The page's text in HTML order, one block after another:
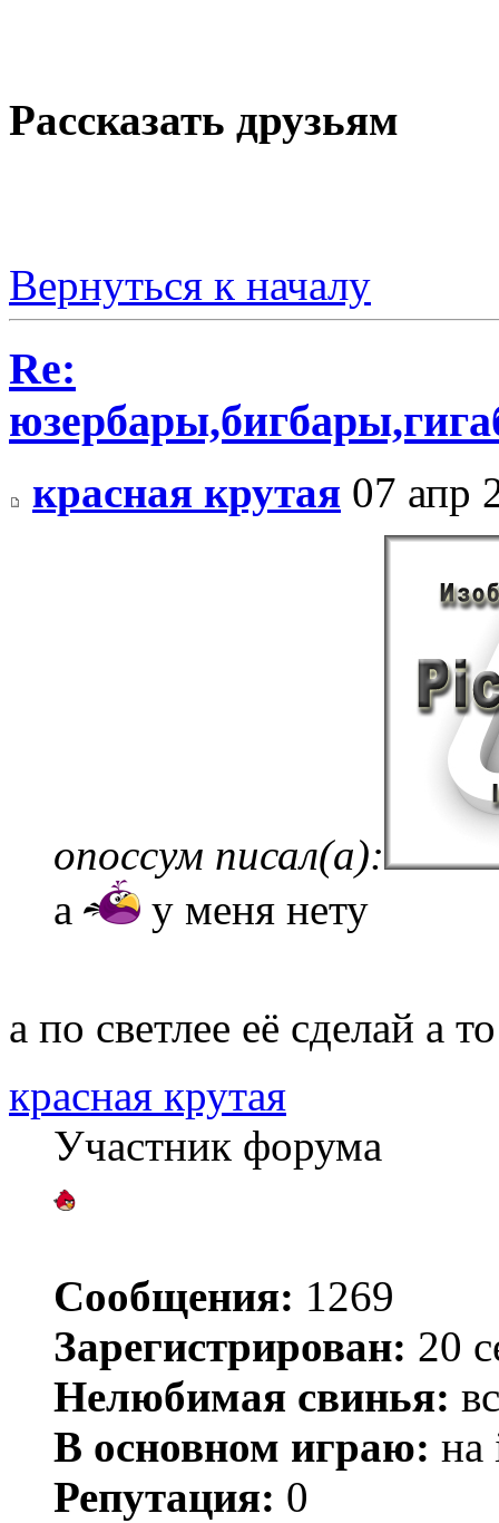
Рассказать друзьям
Вернуться к началу
Re:
красная крутая 07 апр
опоссум писал(а):
а
у меня нету
а по светлее её сделай а
красная крутая
Участник форума
Сообщения: 1269
Зарегистрирован: 20
Нелюбимая свинья:
В основном играю: на
Репутация: 0